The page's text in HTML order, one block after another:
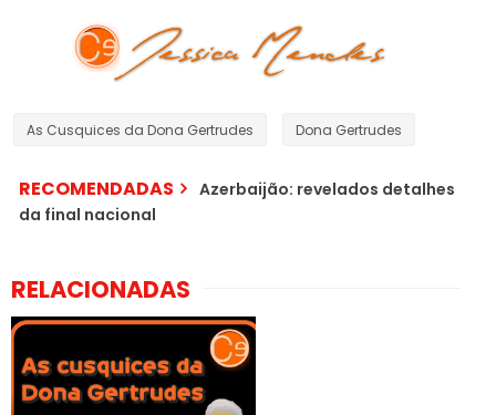
As Cusquices da Dona Gertrudes Dona Gertrudes
RECOMENDADAS
Azerbaijão: revelados detalhes
da final nacional
RELACIONADAS